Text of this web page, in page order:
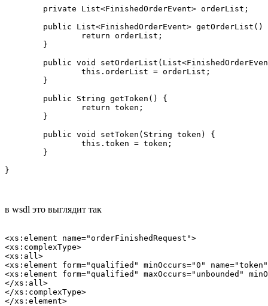
}
в wsdl это выглядит так
<xs:element name="orderFinishedRequest">
<xs:complexType>
<xs:all>
<xs:element form="qualified" minOccurs="0"
<xs:element form="qualified" maxOccurs="unbounded"
</xs:all>
</xs:complexType>
</xs:element>